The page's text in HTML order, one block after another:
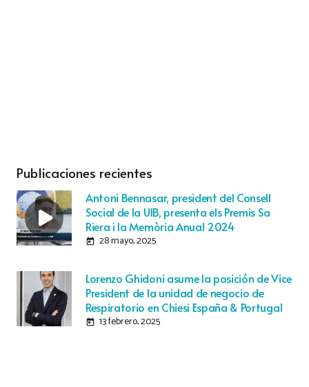
Publicaciones recientes
Antoni Bennasar, president del Consell
Social de la UIB, presenta els Premis Sa
Riera i la Memòria Anual 2024
today 28 mayo, 2025
Lorenzo Ghidoni asume la posición de Vice
President de la unidad de negocio de
Respiratorio en Chiesi España & Portugal
today 13 febrero, 2025